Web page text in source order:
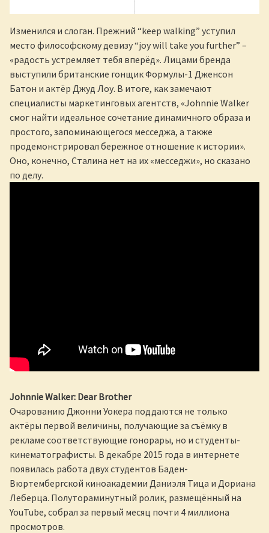
Изменился и слоган. Прежний “keep walking” уступил
место философскому девизу “joy will take you further” –
«радость устремляет тебя вперёд». Лицами бренда
выступили британские гонщик Формулы-1 Дженсон
Батон и актёр Джуд Лоу. В итоге, как замечают
специалисты маркетинговых агентств, «Johnnie Walker
смог найти идеальное сочетание динамичного образа и
простого, запоминающегося месседжа, а также
продемонстрировал бережное отношение к истории».
Оно, конечно, Сталина нет на их «месседжи», но сказано
по делу.
Johnnie Walker: Dear Brother
Очарованию Джонни Уокера поддаются не только
актёры первой величины, получающие за съёмку в
рекламе соответствующие гонорары, но и студенты-
кинематографисты. В декабре 2015 года в интернете
появилась работа двух студентов Баден-
Вюртембергской киноакадемии Даниэля Тица и Дориана
Леберца. Полутораминутный ролик, размещённый на
YouTube, собрал за первый месяц почти 4 миллиона
просмотров.